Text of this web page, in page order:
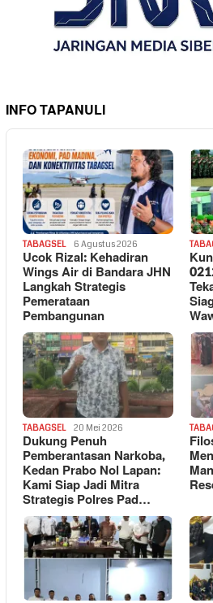
INFO TAPANULI
TABAGSEL 6 Agustus 2026
Ucok Rizal: Kehadiran
Wings Air di Bandara JHN
Langkah Strategis
Pemerataan
Pembangunan
TABAGSEL 20 Mei 2026
Dukung Penuh
Pemberantasan Narkoba,
Kedan Prabo Nol Lapan:
Kami Siap Jadi Mitra
Strategis Polres Pad…